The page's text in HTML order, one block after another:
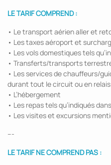
LE TARIF COMPREND :
• Le transport aérien aller et
• Les taxes aéroport et
• Les vols domestiques tels
• Transferts/transports
• Les services de chauffeurs/
durant tout le circuit ou en
• L’hébergement
• Les repas tels qu’indiqués
• Les visites et excursions
---
LE TARIF NE COMPREND PAS :